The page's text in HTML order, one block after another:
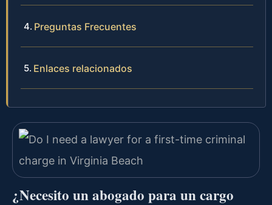
Preguntas Frecuentes
Enlaces relacionados
¿Necesito un abogado para un cargo